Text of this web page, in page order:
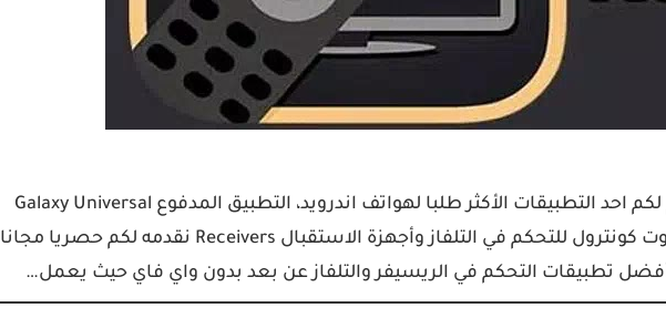
اهلا بكم من جديد، في مقال اليوم نقدم لكم احد التطبيقات الأكثر طلبا لهواتف اندرويد، التطبيق المدفوع Galaxy Universal
Remote الذي يحول جهاز اندرويد الى ريموت كونترول للتحكم في التلفاز وأجهزة الاستقبال Receivers نقدمه لكم حصريا مجانا
تطبيقات التحكم في الريسيفر والتلفاز عن بعد بدون واي فاي حيث يعمل…